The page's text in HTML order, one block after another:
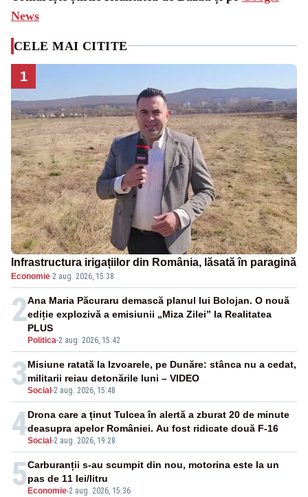
News
CELE MAI CITITE
1
Infrastructura irigațiilor din România, lăsată în paragină
Economie·2 aug. 2026, 15:38
2
Politica-2 aug. 2026, 15:42
Ana Maria Păcuraru demască planul lui Bolojan. O nouă
ediție explozivă a emisiunii „Miza Zilei” la Realitatea
PLUS
3Social -2 aug. 2026, 15:48
Misiune ratată la Izvoarele, pe Dunăre: stânca nu a cedat,
militarii reiau detonările luni – VIDEO
4Social -2 aug. 2026, 19:28
Drona care a ținut Tulcea în alertă a zburat 20 de minute
deasupra apelor României. Au fost ridicate două F-16
5 Economie-2 aug. 2026, 15:36
Carburanții s-au scumpit din nou, motorina este la un
pas de 11 lei/litru